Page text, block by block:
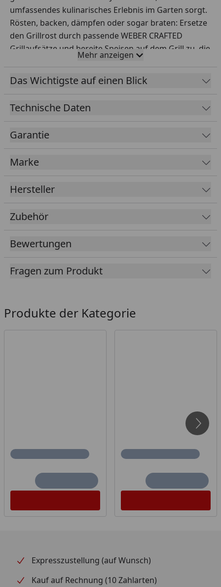
umfassendes kulinarisches Erlebnis im Garten sorgt.
Rösten, backen, dämpfen oder sogar braten: Ersetze
den Grillrost durch passende WEBER CRAFTED
Grillaufsätze und bereite Speisen auf dem Grill zu, die
du nie für möglich gehalten hättest. Und mit der
smarten WEBER CONNECT Technologie erhältst du
Temperaturwarnungen in Echtzeit, damit alles, was
Mehr anzeigen
Das Wichtigste auf einen Blick
Technische Daten
Garantie
Marke
Hersteller
Zubehör
Bewertungen
Fragen zum Produkt
Produkte der Kategorie
Expresszustellung (auf Wunsch)
Kauf auf Rechnung (10 Zahlarten)